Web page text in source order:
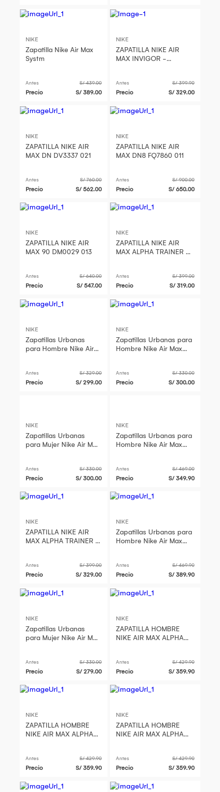
NIKE
Zapatilla Nike Air Max
Systm
Antes S/ 439.00
Precio S/ 389.00
NIKE
ZAPATILLA NIKE AIR
MAX INVIGOR -
Antes S/ 399.90
Precio S/ 329.00
NIKE
ZAPATILLA NIKE AIR
MAX DN DV3337 021
Antes S/ 760.00
Precio S/ 562.00
NIKE
ZAPATILLA NIKE AIR
MAX DN8 FQ7860 011
Antes S/ 900.00
Precio S/ 650.00
NIKE
ZAPATILLA NIKE AIR
MAX 90 DM0029 013
Antes S/ 640.00
Precio S/ 547.00
NIKE
ZAPATILLA NIKE AIR
MAX ALPHA TRAINER -
Antes S/ 399.00
Precio S/ 319.00
NIKE
Zapatillas Urbanas
para Hombre Nike Air
Antes S/ 329.00
Precio S/ 299.00
NIKE
Zapatillas Urbanas para
Hombre Nike Air Max
Antes S/ 330.00
Precio S/ 300.00
NIKE
Zapatillas Urbanas
para Mujer Nike Air Max
Antes S/ 330.00
Precio S/ 300.00
NIKE
Zapatillas Urbanas para
Hombre Nike Air Max
Antes S/ 469.00
Precio S/ 349.90
NIKE
ZAPATILLA NIKE AIR
MAX ALPHA TRAINER 6
Antes S/ 399.00
Precio S/ 329.00
NIKE
Zapatillas Urbanas para
Hombre Nike Air Max
Antes S/ 469.90
Precio S/ 389.90
NIKE
Zapatillas Urbanas
para Mujer Nike Air Max
Antes S/ 330.00
Precio S/ 279.00
NIKE
ZAPATILLA HOMBRE
NIKE AIR MAX ALPHA
Antes S/ 429.90
Precio S/ 359.90
NIKE
ZAPATILLA HOMBRE
NIKE AIR MAX ALPHA
Antes S/ 429.90
Precio S/ 359.90
NIKE
ZAPATILLA HOMBRE
NIKE AIR MAX ALPHA
Antes S/ 429.90
Precio S/ 359.90